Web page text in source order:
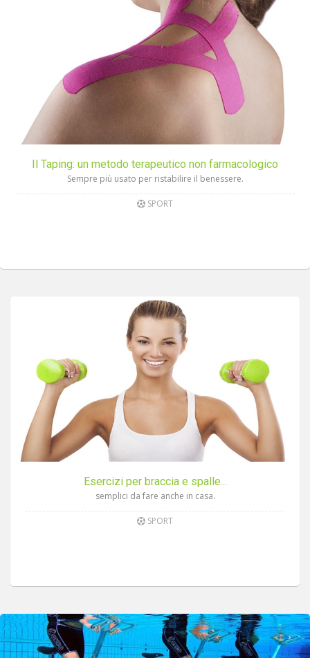
Il Taping: un metodo terapeutico non farmacologico
Sempre più usato per ristabilire il benessere.
SPORT
Esercizi per braccia e spalle...
semplici da fare anche in casa.
SPORT